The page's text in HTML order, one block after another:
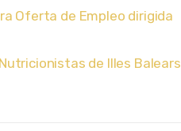
Oferta de Empleo dirigida
de Illes Balears